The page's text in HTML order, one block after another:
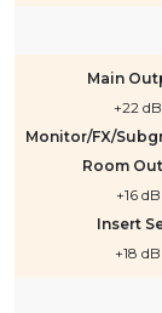
Main
+22
Monitor/FX/
Room
+16
Insert
+18